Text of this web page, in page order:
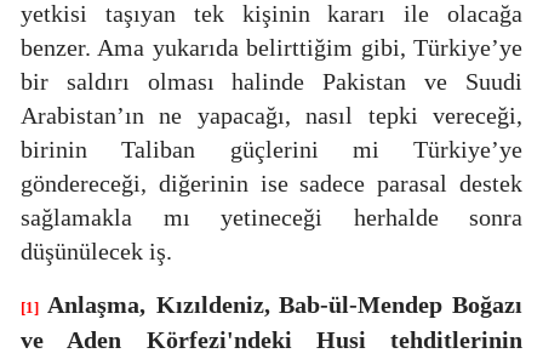
yetkisi taşıyan tek kişinin kararı ile olacağa
benzer. Ama yukarıda belirttiğim gibi, Türkiye’ye
bir saldırı olması halinde Pakistan ve Suudi
Arabistan’ın ne yapacağı, nasıl tepki vereceği,
birinin Taliban güçlerini mi Türkiye’ye
göndereceği, diğerinin ise sadece parasal destek
sağlamakla mı yetineceği herhalde sonra
düşünülecek iş.
[1] Anlaşma, Kızıldeniz, Bab-ül-Mendep Boğazı
ve Aden Körfezi'ndeki Husi tehditlerinin